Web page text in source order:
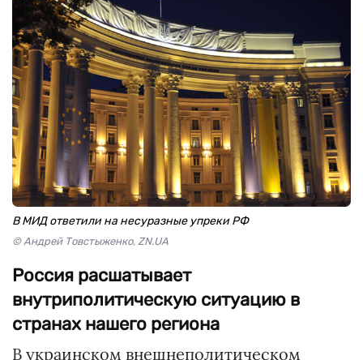
В МИД ответили на несуразные упреки РФ
© Андрей Товстыженко, ZN.UA
Россия расшатывает
внутриполитическую ситуацию в
странах нашего региона
В украинском внешнеполитическом